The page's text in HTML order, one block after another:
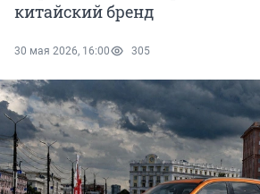
китайский бренд
30 мая 2026, 16:00 305